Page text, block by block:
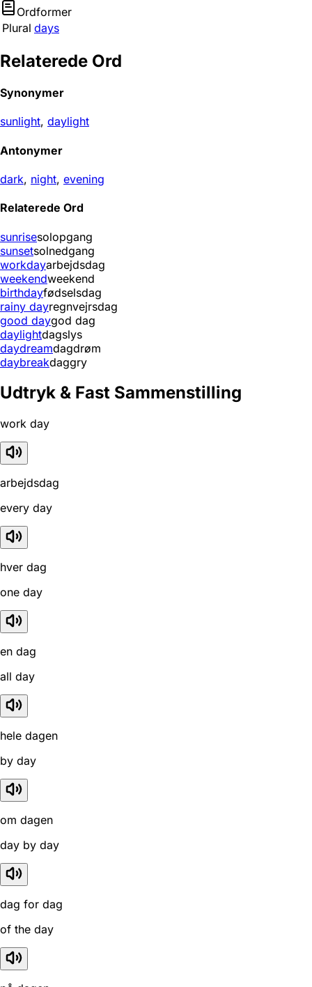
Ordformer
Plural days
Relaterede Ord
Synonymer
sunlight, daylight
Antonymer
dark, night, evening
Relaterede Ord
sunrisesolopgang
sunsetsolnedgang
workdayarbejdsdag
weekendweekend
birthdayfødselsdag
rainy dayregnvejrsdag
good daygod dag
daylightdagslys
daydreamdagdrøm
daybreakdaggry
Udtryk & Fast Sammenstilling
work day
arbejdsdag
every day
hver dag
one day
en dag
all day
hele dagen
by day
om dagen
day by day
dag for dag
of the day